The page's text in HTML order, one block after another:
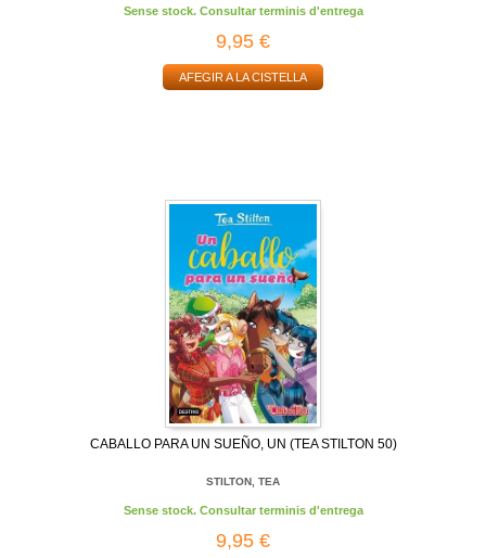
Sense stock. Consultar terminis d'entrega
9,95 €
AFEGIR A LA CISTELLA
CABALLO PARA UN SUEÑO, UN (TEA STILTON 50)
STILTON, TEA
Sense stock. Consultar terminis d'entrega
9,95 €